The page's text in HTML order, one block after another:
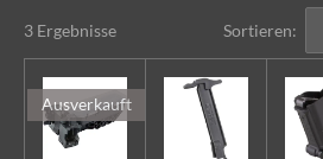
3 Ergebnisse Sortieren:
Ausverkauft